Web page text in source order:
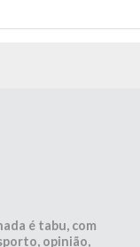
é tabu, com
opinião,